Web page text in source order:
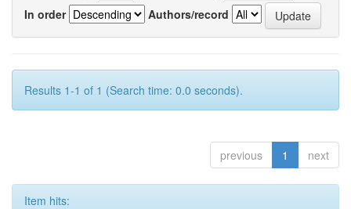
In order
Authors/record
Results 1-1 of 1 (Search time: 0.0 seconds).
previous 1 next
Item hits: